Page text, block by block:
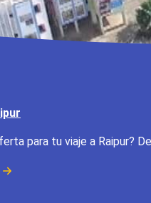
para tu viaje a Raipur?